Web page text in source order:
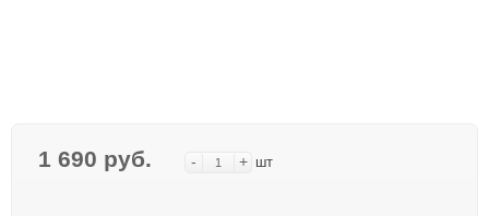
1 690 руб. - + шт